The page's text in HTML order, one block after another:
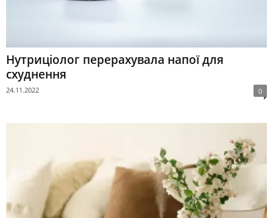
Нутриціолог перерахувала напої для
схуднення
24.11.2022 0